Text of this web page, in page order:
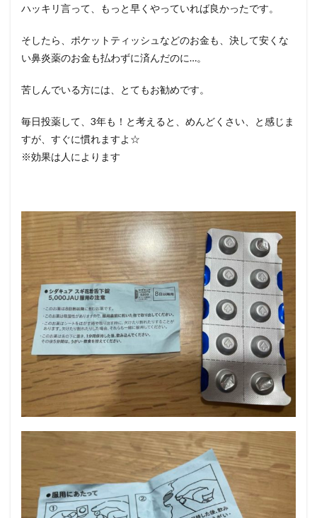
ハッキリ言って、もっと早くやっていれば良かったです。
そしたら、ポケットティッシュなどのお金も、決して安くな
い鼻炎薬のお金も払わずに済んだのに…。
苦しんでいる方には、とてもお勧めです。
毎日投薬して、3年も！と考えると、めんどくさい、と感じま
すが、すぐに慣れますよ☆
※効果は人によります